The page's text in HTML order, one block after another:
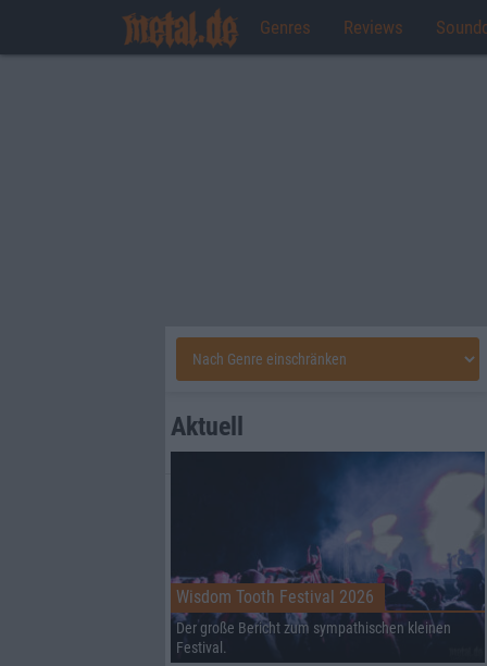
Genres Reviews
Aktuell
Wisdom Tooth Festival 2026
Der große Bericht zum sympathischen kleinen
Festival.